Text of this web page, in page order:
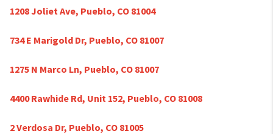
1208 Joliet Ave, Pueblo, CO 81004
734 E Marigold Dr, Pueblo, CO 81007
1275 N Marco Ln, Pueblo, CO 81007
4400 Rawhide Rd, Unit 152, Pueblo, CO 81008
2 Verdosa Dr, Pueblo, CO 81005